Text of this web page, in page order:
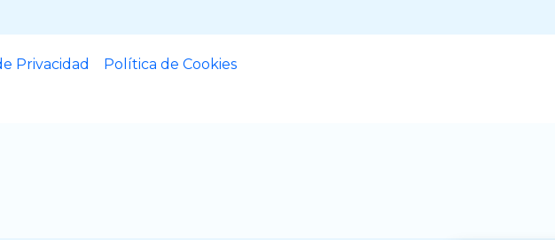
Privacidad Política de Cookies